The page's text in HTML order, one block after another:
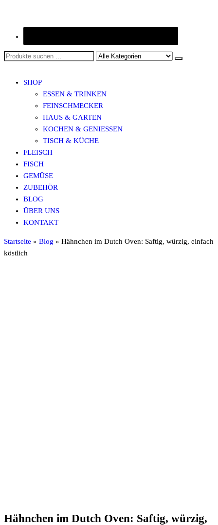
SHOP
ESSEN & TRINKEN
FEINSCHMECKER
HAUS & GARTEN
KOCHEN & GENIESSEN
TISCH & KÜCHE
FLEISCH
FISCH
GEMÜSE
ZUBEHÖR
BLOG
ÜBER UNS
KONTAKT
Startseite » Blog » Hähnchen im Dutch Oven: Saftig, würzig, einfach
köstlich
Hähnchen im Dutch Oven: Saftig, würzig,